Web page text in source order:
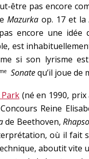
être pas encore
Mazurka op. 17 et la
pas encore une
est
si son lyrisme
Sonatequ’il joue de
Park (né en 1990,
Reine
de Beethoven,
où il fait
aboutit vite